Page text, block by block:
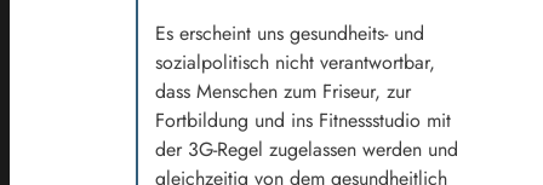
Es erscheint uns gesundheits- und
sozialpolitisch nicht verantwortbar,
dass Menschen zum Friseur, zur
Fortbildung und ins Fitnessstudio mit
der 3G-Regel zugelassen werden und
gleichzeitig von dem gesundheitlich